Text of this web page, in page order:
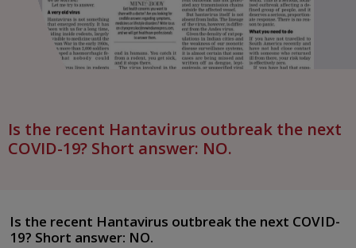
Is the recent Hantavirus outbreak the next
COVID-19? Short answer: NO.
Is the recent Hantavirus outbreak the next COVID-
19? Short answer: NO.